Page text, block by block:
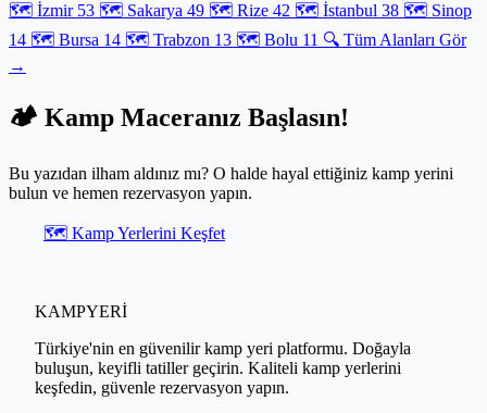
🗺️ İzmir 53 🗺️ Sakarya 49 🗺️ Rize 42 🗺️ İstanbul 38 🗺️ Sinop
14 🗺️ Bursa 14 🗺️ Trabzon 13 🗺️ Bolu 11 🔍 Tüm Alanları Gör
→
🏕️ Kamp Maceranız Başlasın!
Bu yazıdan ilham aldınız mı? O halde hayal ettiğiniz kamp yerini
bulun ve hemen rezervasyon yapın.
🗺️ Kamp Yerlerini Keşfet
KAMPYERİ
Türkiye'nin en güvenilir kamp yeri platformu. Doğayla
buluşun, keyifli tatiller geçirin. Kaliteli kamp yerlerini
keşfedin, güvenle rezervasyon yapın.